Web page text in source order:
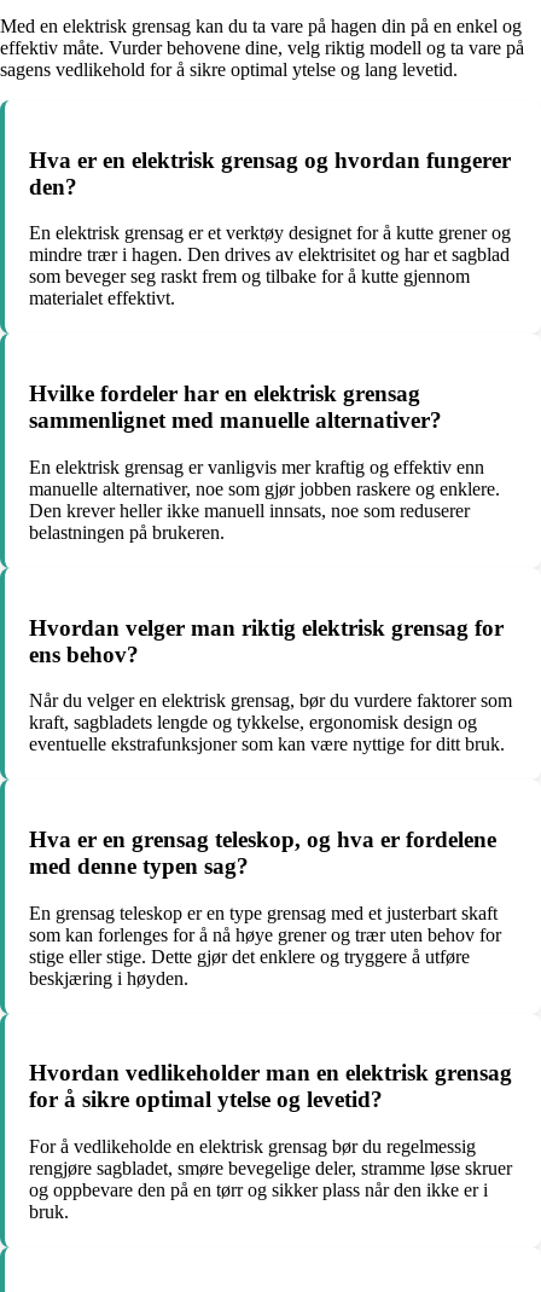
Med en elektrisk grensag kan du ta vare på hagen din på en enkel og
effektiv måte. Vurder behovene dine, velg riktig modell og ta vare på
sagens vedlikehold for å sikre optimal ytelse og lang levetid.
Hva er en elektrisk grensag og hvordan fungerer
den?
En elektrisk grensag er et verktøy designet for å kutte grener og
mindre trær i hagen. Den drives av elektrisitet og har et sagblad
som beveger seg raskt frem og tilbake for å kutte gjennom
materialet effektivt.
Hvilke fordeler har en elektrisk grensag
sammenlignet med manuelle alternativer?
En elektrisk grensag er vanligvis mer kraftig og effektiv enn
manuelle alternativer, noe som gjør jobben raskere og enklere.
Den krever heller ikke manuell innsats, noe som reduserer
belastningen på brukeren.
Hvordan velger man riktig elektrisk grensag for
ens behov?
Når du velger en elektrisk grensag, bør du vurdere faktorer som
kraft, sagbladets lengde og tykkelse, ergonomisk design og
eventuelle ekstrafunksjoner som kan være nyttige for ditt bruk.
Hva er en grensag teleskop, og hva er fordelene
med denne typen sag?
En grensag teleskop er en type grensag med et justerbart skaft
som kan forlenges for å nå høye grener og trær uten behov for
stige eller stige. Dette gjør det enklere og tryggere å utføre
beskjæring i høyden.
Hvordan vedlikeholder man en elektrisk grensag
for å sikre optimal ytelse og levetid?
For å vedlikeholde en elektrisk grensag bør du regelmessig
rengjøre sagbladet, smøre bevegelige deler, stramme løse skruer
og oppbevare den på en tørr og sikker plass når den ikke er i
bruk.